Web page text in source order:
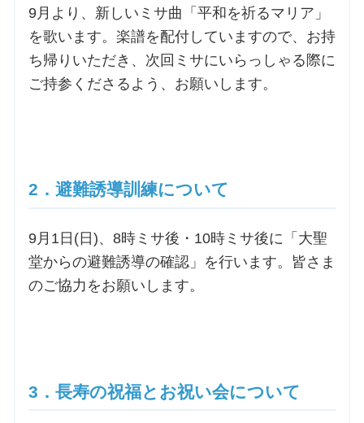
教区カテキスタの講座
三田助祭の講座
交通・アクセス
ご利用にあたって
9月より、新しいミサ曲「平和を祈るマリア」
を歌います。楽譜を配付していますので、お持
ち帰りいただき、次回ミサにいらっしゃる際に
ご持参くださるよう、お願いします。
2．避難誘導訓練について
9月1日(日)、8時ミサ後・10時ミサ後に「大聖
堂からの避難誘導の確認」を行います。皆さま
のご協力をお願いします。
3．長寿の祝福とお祝い会について